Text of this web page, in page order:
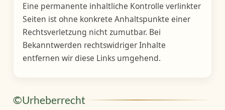
Eine permanente inhaltliche Kontrolle verlinkter
Seiten ist ohne konkrete Anhaltspunkte einer
Rechtsverletzung nicht zumutbar. Bei
Bekanntwerden rechtswidriger Inhalte
entfernen wir diese Links umgehend.
©Urheberrecht